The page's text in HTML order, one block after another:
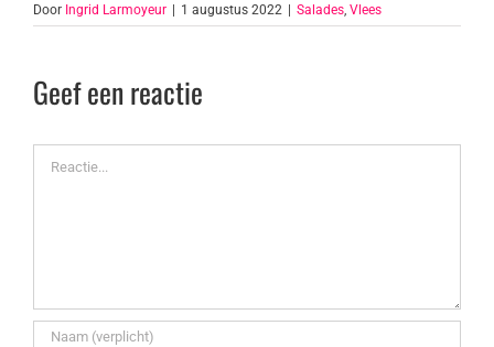
Door Ingrid Larmoyeur | 1 augustus 2022 | Salades Vlees
Geef een reactie